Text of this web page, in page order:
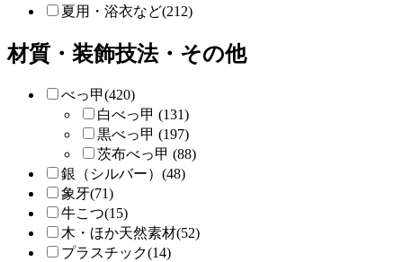
夏用・浴衣など(212)
材質・装飾技法・その他
べっ甲(420)
白べっ甲 (131)
黒べっ甲 (197)
茨布べっ甲 (88)
銀（シルバー）(48)
象牙(71)
牛こつ(15)
木・ほか天然素材(52)
プラスチック(14)